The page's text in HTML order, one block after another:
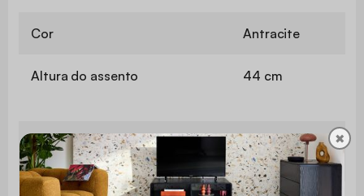
Cor Antracite
Altura do assento 44 cm
Apoios de
braço
Sim
✖